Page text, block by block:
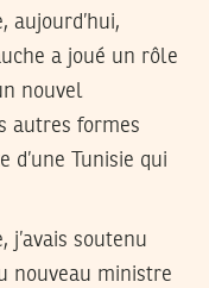
aujourd’hui,
a joué un rôle
nouvel
autres formes
d’une Tunisie qui
j’avais soutenu
nouveau ministre